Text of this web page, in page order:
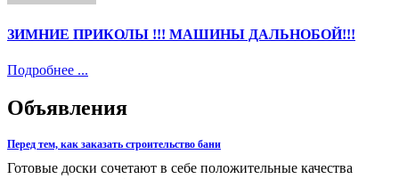
ЗИМНИЕ ПРИКОЛЫ !!! МАШИНЫ ДАЛЬНОБОЙ!!!
Подробнее ...
Объявления
Перед тем, как заказать строительство бани
Готовые доски сочетают в себе положительные качества